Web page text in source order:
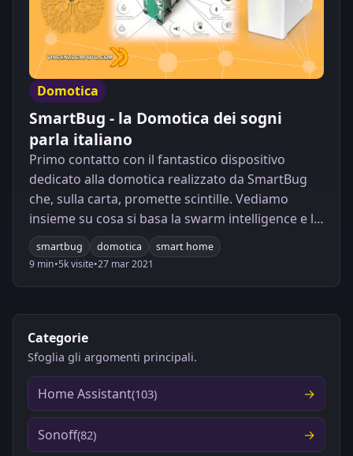
Domotica
SmartBug - la Domotica dei sogni
parla italiano
Primo contatto con il fantastico dispositivo
dedicato alla domotica realizzato da SmartBug
che, sulla carta, promette scintille. Vediamo
insieme su cosa si basa la swarm intelligence e la
smart Plug-in di SmartBug
smartbug domotica
smart home
9 min•5k visite•27 mar 2021
Categorie
Sfoglia gli argomenti principali.
Home Assistant(103)
Sonoff(82)